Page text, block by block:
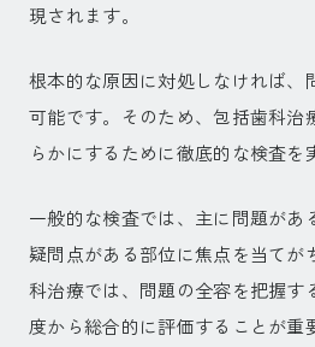
現されます。
根本的な原因に対処しなければ、
可能です。そのため、包括歯科治
らかにするために徹底的な検査を
一般的な検査では、主に問題があ
疑問点がある部位に焦点を当てが
科治療では、問題の全容を把握す
度から総合的に評価することが重